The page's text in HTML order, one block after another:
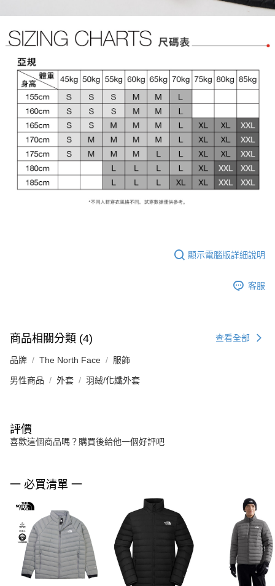
顯示電腦版詳細說明
客服
商品相關分類 (4) 查看全部
品牌 The North Face 服飾
男性商品 外套 羽絨/化纖外套
評價
喜歡這個商品嗎？購買後給他一個好評吧
一 必買清單 一